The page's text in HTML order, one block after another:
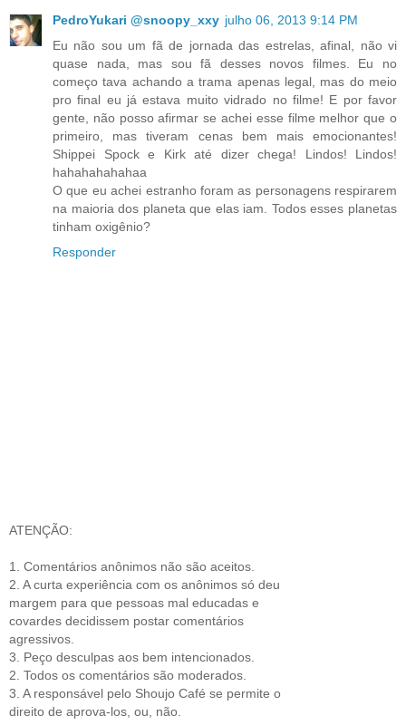
PedroYukari @snoopy_xxy julho 06, 2013 9:14 PM
Eu não sou um fã de jornada das estrelas, afinal, não vi
quase nada, mas sou fã desses novos filmes. Eu no
começo tava achando a trama apenas legal, mas do meio
pro final eu já estava muito vidrado no filme! E por favor
gente, não posso afirmar se achei esse filme melhor que o
primeiro, mas tiveram cenas bem mais emocionantes!
Shippei Spock e Kirk até dizer chega! Lindos! Lindos!
hahahahahahaa
O que eu achei estranho foram as personagens respirarem
na maioria dos planeta que elas iam. Todos esses planetas
tinham oxigênio?
Responder
ATENÇÃO:
1. Comentários anônimos não são aceitos.
2. A curta experiência com os anônimos só deu
margem para que pessoas mal educadas e
covardes decidissem postar comentários
agressivos.
3. Peço desculpas aos bem intencionados.
2. Todos os comentários são moderados.
3. A responsável pelo Shoujo Café se permite o
direito de aprova-los, ou, não.